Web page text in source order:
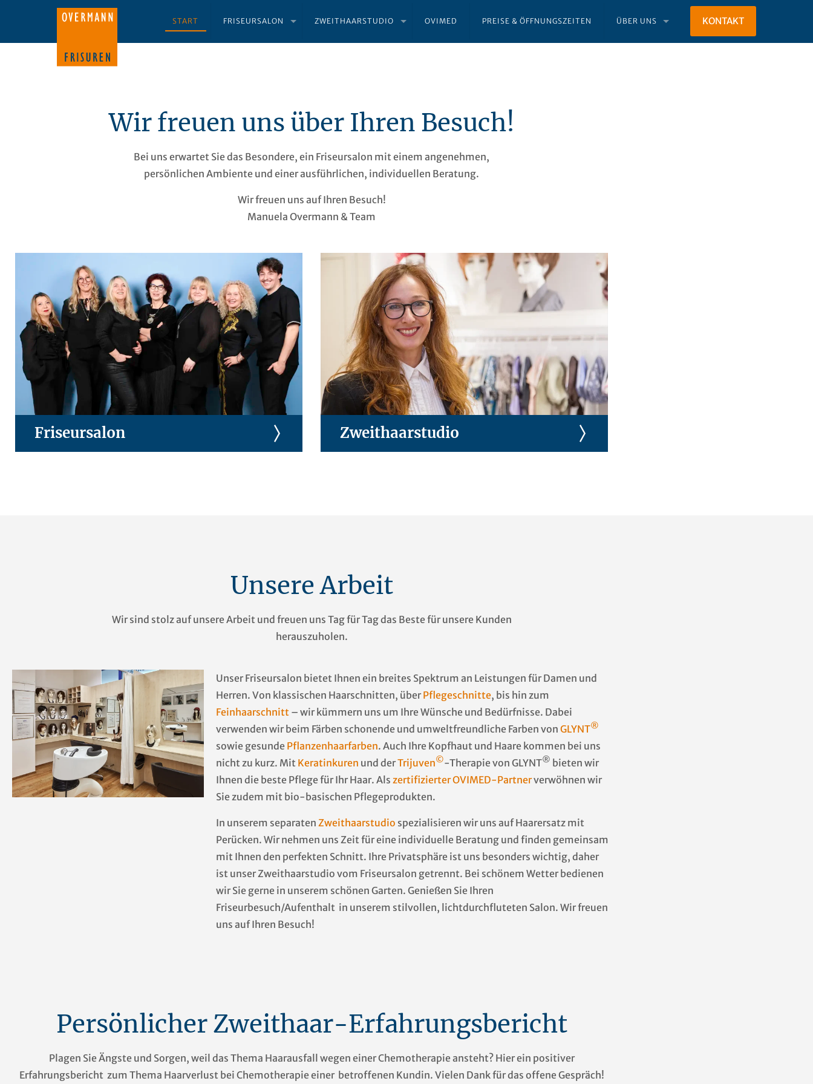
START FRISEURSALON ZWEITHAARSTUDIO OVIMED PREISE & ÖFFNUNGSZEITEN ÜBER UNS KONTAKT
Wir freuen uns über Ihren Besuch!
Bei uns erwartet Sie das Besondere, ein Friseursalon mit einem angenehmen,
persönlichen Ambiente und einer ausführlichen, individuellen Beratung.
Wir freuen uns auf Ihren Besuch!
Manuela Overmann & Team
Friseursalon Zweithaarstudio
Unsere Arbeit
Wir sind stolz auf unsere Arbeit und freuen uns Tag für Tag das Beste für unsere Kunden
herauszuholen.
Unser Friseursalon bietet Ihnen ein breites Spektrum an Leistungen für Damen und
Herren. Von klassischen Haarschnitten, überPflegeschnitte, bis hin zum
Feinhaarschnitt– wir kümmern uns um Ihre Wünsche und Bedürfnisse. Dabei
verwenden wir beim Färben schonende und umweltfreundliche Farben von GLYNT®
sowie gesunde Pflanzenhaarfarben. Auch Ihre Kopfhaut und Haare kommen bei uns
nicht zu kurz. Mit Keratinkuren und derTrijuven©-Therapie von GLYNT® bieten wir
Ihnen die beste Pflege für Ihr Haar. Als zertifizierter OVIMED-Partnerverwöhnen wir
Sie zudem mit bio-basischen Pflegeprodukten.
In unserem separaten Zweithaarstudio spezialisieren wir uns auf Haarersatz mit
Perücken. Wir nehmen uns Zeit für eine individuelle Beratung und finden gemeinsam
mit Ihnen den perfekten Schnitt. Ihre Privatsphäre ist uns besonders wichtig, daher
ist unser Zweithaarstudio vom Friseursalon getrennt. Bei schönem Wetter bedienen
wir Sie gerne in unserem schönen Garten. Genießen Sie Ihren
Friseurbesuch/Aufenthalt in unserem stilvollen, lichtdurchfluteten Salon. Wir freuen
uns auf Ihren Besuch!
Persönlicher Zweithaar-Erfahrungsbericht
Plagen Sie Ängste und Sorgen, weil das Thema Haarausfall wegen einer Chemotherapie ansteht? Hier ein positiver
Erfahrungsbericht zum Thema Haarverlust bei Chemotherapie einer betroffenen Kundin. Vielen Dank für das offene Gespräch!